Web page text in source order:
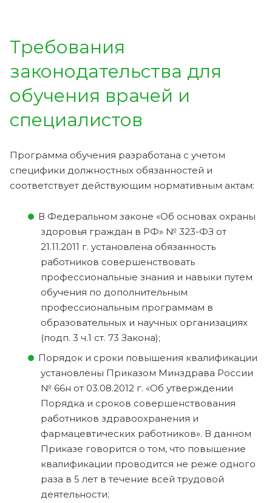
Требования
законодательства для
обучения врачей и
специалистов
Программа обучения разработана с учетом
специфики должностных обязанностей и
соответствует действующим нормативным актам:
В Федеральном законе «Об основах охраны
здоровья граждан в РФ» № 323-ФЗ от
21.11.2011 г. установлена обязанность
работников совершенствовать
профессиональные знания и навыки путем
обучения по дополнительным
профессиональным программам в
образовательных и научных организациях
(подп. 3 ч.1 ст. 73 Закона);
Порядок и сроки повышения квалификации
установлены Приказом Минздрава России
№ 66н от 03.08.2012 г. «Об утверждении
Порядка и сроков совершенствования
работников здравоохранения и
фармацевтических работников». В данном
Приказе говорится о том, что повышение
квалификации проводится не реже одного
раза в 5 лет в течение всей трудовой
деятельности;